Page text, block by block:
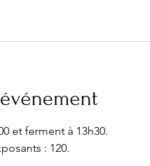
et ferment à 13h30.
: 120.